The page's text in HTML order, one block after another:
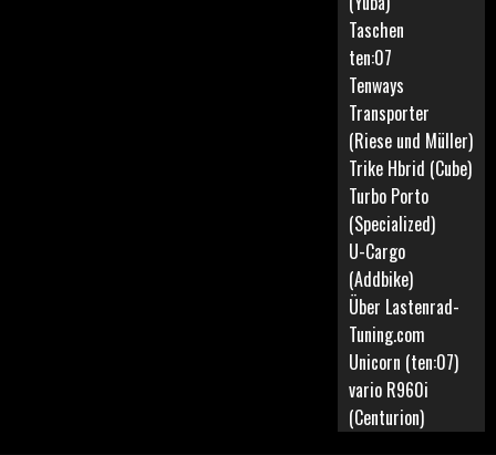
Taschen
ten:07
Tenways
Transporter
(Riese und Müller)
Trike Hbrid (Cube)
Turbo Porto
(Specialized)
U-Cargo
(Addbike)
Über Lastenrad-
Tuning.com
Unicorn (ten:07)
vario R960i
(Centurion)